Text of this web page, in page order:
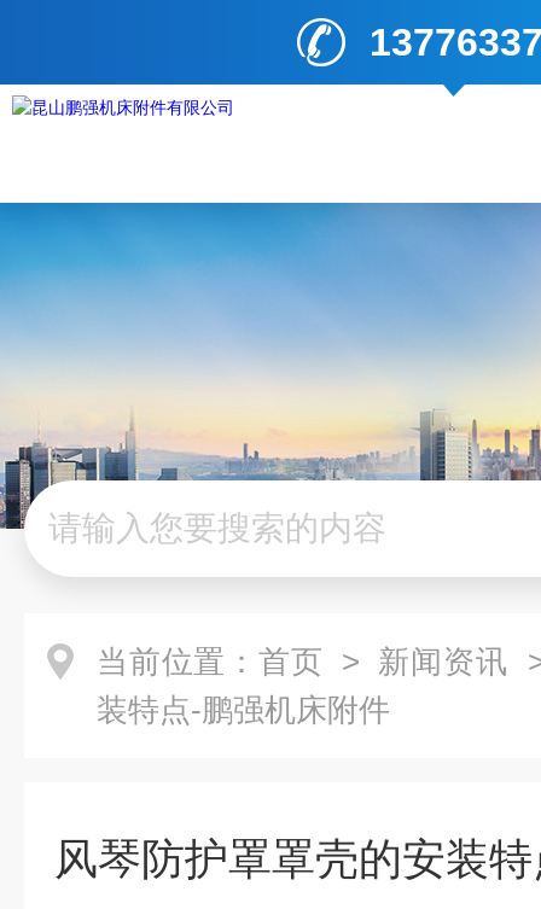
当前位置： 首页 > 新闻资讯
装特点-鹏强机床附件
风琴防护罩罩壳的安装